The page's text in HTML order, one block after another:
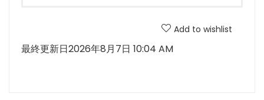
Add to wishlist
最終更新日2026年8月7日 10:04 AM